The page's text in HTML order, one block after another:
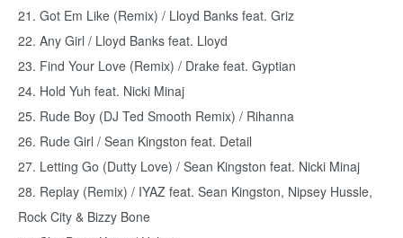
21. Got Em Like (Remix) / Lloyd Banks feat. Griz
22. Any Girl / Lloyd Banks feat. Lloyd
23. Find Your Love (Remix) / Drake feat. Gyptian
24. Hold Yuh feat. Nicki Minaj
25. Rude Boy (DJ Ted Smooth Remix) / Rihanna
26. Rude Girl / Sean Kingston feat. Detail
27. Letting Go (Dutty Love) / Sean Kingston feat. Nicki Minaj
28. Replay (Remix) / IYAZ feat. Sean Kingston, Nipsey Hussle,
Rock City & Bizzy Bone